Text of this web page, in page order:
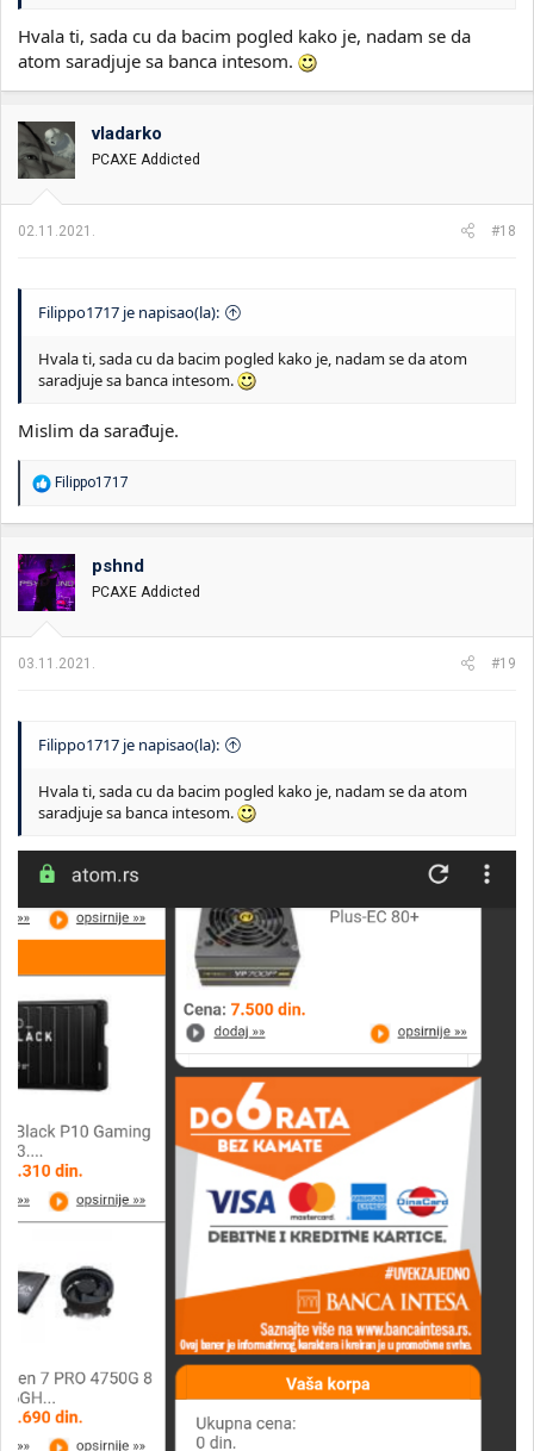
Hvala ti, sada cu da bacim pogled kako je, nadam se da
atom saradjuje sa banca intesom.
vladarko
PCAXE Addicted
02.11.2021. #18
Filippo1717 je napisao(la):
Hvala ti, sada cu da bacim pogled kako je, nadam se da atom
saradjuje sa banca intesom.
Mislim da sarađuje.
R
o
v
a
n
:
Filippo1717
pshnd
PCAXE Addicted
03.11.2021. #19
Filippo1717 je napisao(la):
Hvala ti, sada cu da bacim pogled kako je, nadam se da atom
saradjuje sa banca intesom.